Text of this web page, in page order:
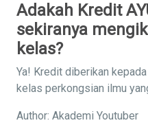
Adakah Kredit
sekiranya
kelas?
Ya! Kredit diberikan
kelas perkongsian ilmu
Author: Akademi Youtuber